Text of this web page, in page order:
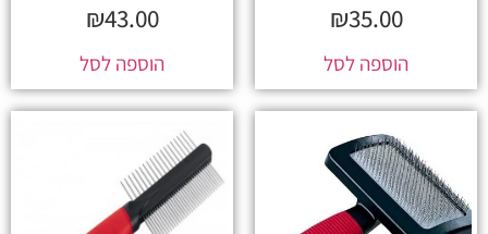
₪35.00
הוספה לסל
₪43.00
הוספה לסל